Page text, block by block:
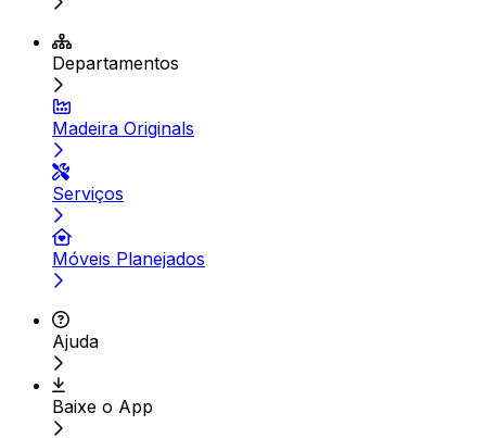
Departamentos
Madeira Originals
Serviços
Móveis Planejados
Ajuda
Baixe o App